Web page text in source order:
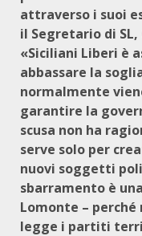
attraverso i suoi
il Segretario di
«Siciliani Liberi è
abbassare la
normalmente
garantire la
scusa non ha
serve solo per
nuovi soggetti
sbarramento è
Lomonte –
legge i partiti